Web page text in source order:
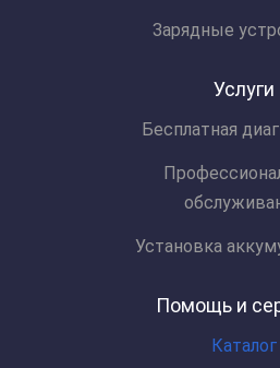
Зарядные
Услуги
Бесплатная
Установка
Помощь и
Каталог